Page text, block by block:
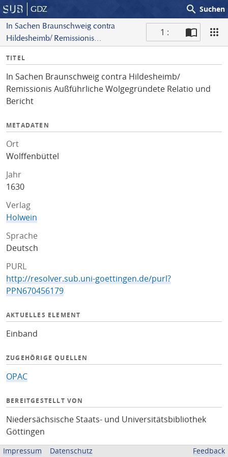
GDZ search Suchen
In Sachen Braunschweig contra
Hildesheimb/ Remissionis
und Bericht
1 :
I
f
o
TITEL
In Sachen Braunschweig contra Hildesheimb/
Remissionis Außführliche Wolgegründete Relatio und
Bericht
METADATEN
Ort
Wolffenbüttel
Jahr
1630
Verlag
Holwein
Sprache
Deutsch
PURL
http://resolver.sub.uni-goettingen.de/purl?
PPN670456179
AKTUELLES ELEMENT
Einband
ZUGEHÖRIGE QUELLEN
OPAC
BEREITGESTELLT VON
Niedersächsische Staats- und Universitätsbibliothek
Göttingen
Impressum Datenschutz Feedback